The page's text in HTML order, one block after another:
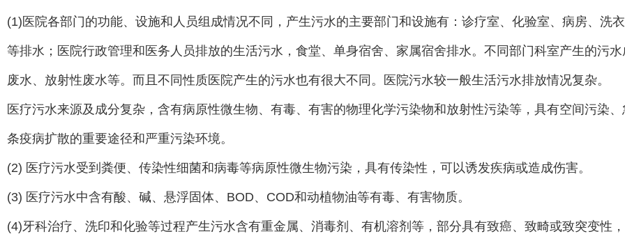
(1)医院各部门的功能、设施和人员组成情况不同，产生污水的主要部门和设施有：诊疗室、化验室、病房、洗
等排水；医院行政管理和医务人员排放的生活污水，食堂、单身宿舍、家属宿舍排水。不同部门科室产生的污
废水、放射性废水等。而且不同性质医院产生的污水也有很大不同。医院污水较一般生活污水排放情况复杂。
医疗污水来源及成分复杂，含有病原性微生物、有毒、有害的物理化学污染物和放射性污染等，具有空间污染
条疫病扩散的重要途径和严重污染环境。
(2) 医疗污水受到粪便、传染性细菌和病毒等病原性微生物污染，具有传染性，可以诱发疾病或造成伤害。
(3) 医疗污水中含有酸、碱、悬浮固体、BOD、COD和动植物油等有毒、有害物质。
(4)牙科治疗、洗印和化验等过程产生污水含有重金属、消毒剂、有机溶剂等，部分具有致癌、致畸或致突变性